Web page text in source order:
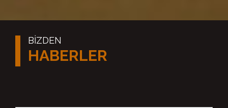
BİZDEN
HABERLER